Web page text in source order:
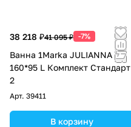
38 218 ₽41 095 ₽ -7%
Ванна 1Marka JULIANNA
160*95 L Комплект Стандарт
2
Арт. 39411
В корзину